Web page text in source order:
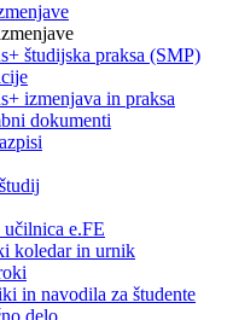
študijska praksa (SMP)
izmenjava in praksa
dokumenti
učilnica e.FE
koledar in urnik
in navodila za študente
delo